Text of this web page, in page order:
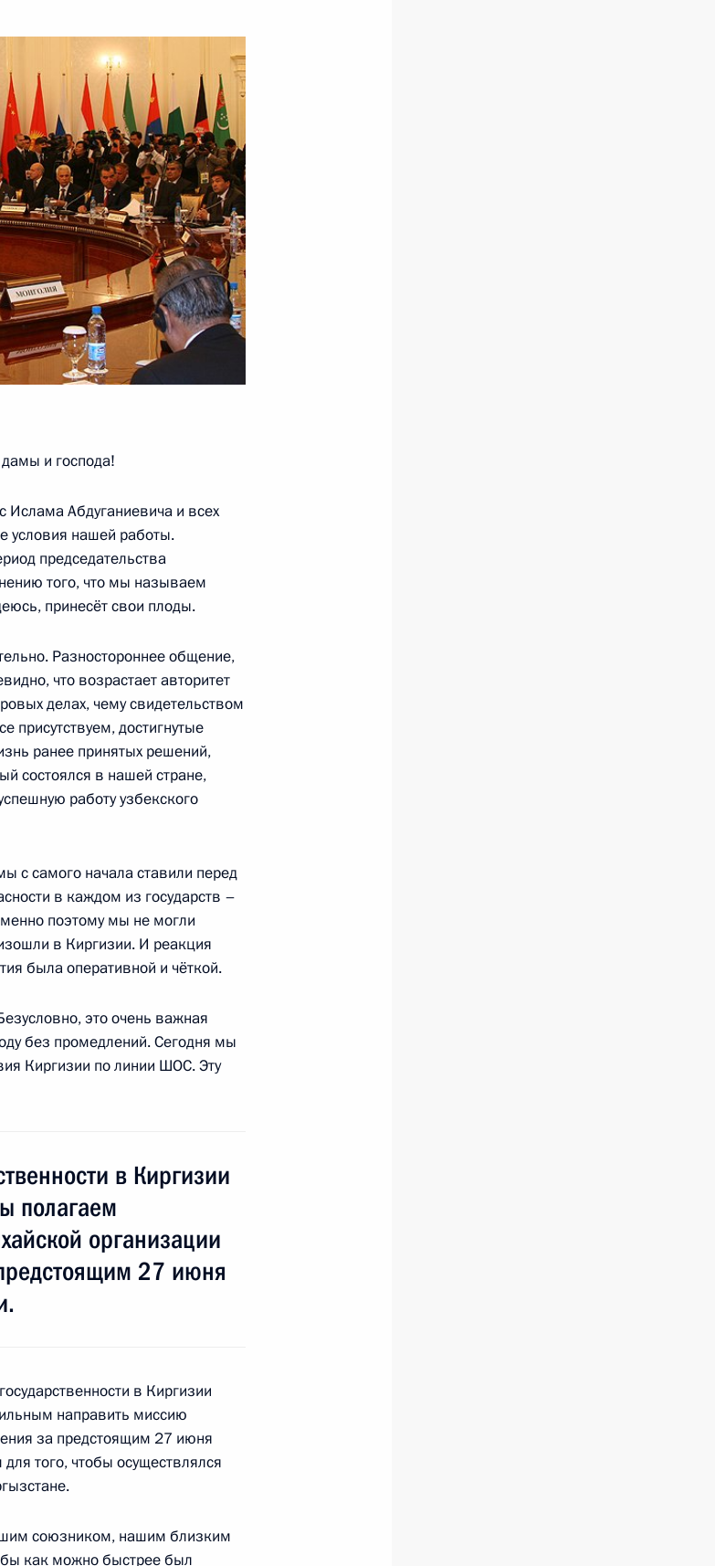
в ШОС
Эмомали
– членов ШОС
саммите ШОС
и господа!
Ислама Абдуганиевича и всех
условия нашей работы.
председательства
того, что мы называем
принесёт свои плоды.
Разностороннее общение,
что возрастает авторитет
делах, чему свидетельством
присутствуем, достигнутые
ранее принятых решений,
состоялся в нашей стране,
работу узбекского
с самого начала ставили перед
в каждом из государств –
поэтому мы не могли
в Киргизии. И реакция
была оперативной и чёткой.
это очень важная
без промедлений. Сегодня мы
Киргизии по линии ШОС. Эту
в Киргизии
полагаем
организации
27 июня
в Киргизии
направить миссию
за предстоящим 27 июня
того, чтобы осуществлялся
союзником, нашим близким
как можно быстрее был